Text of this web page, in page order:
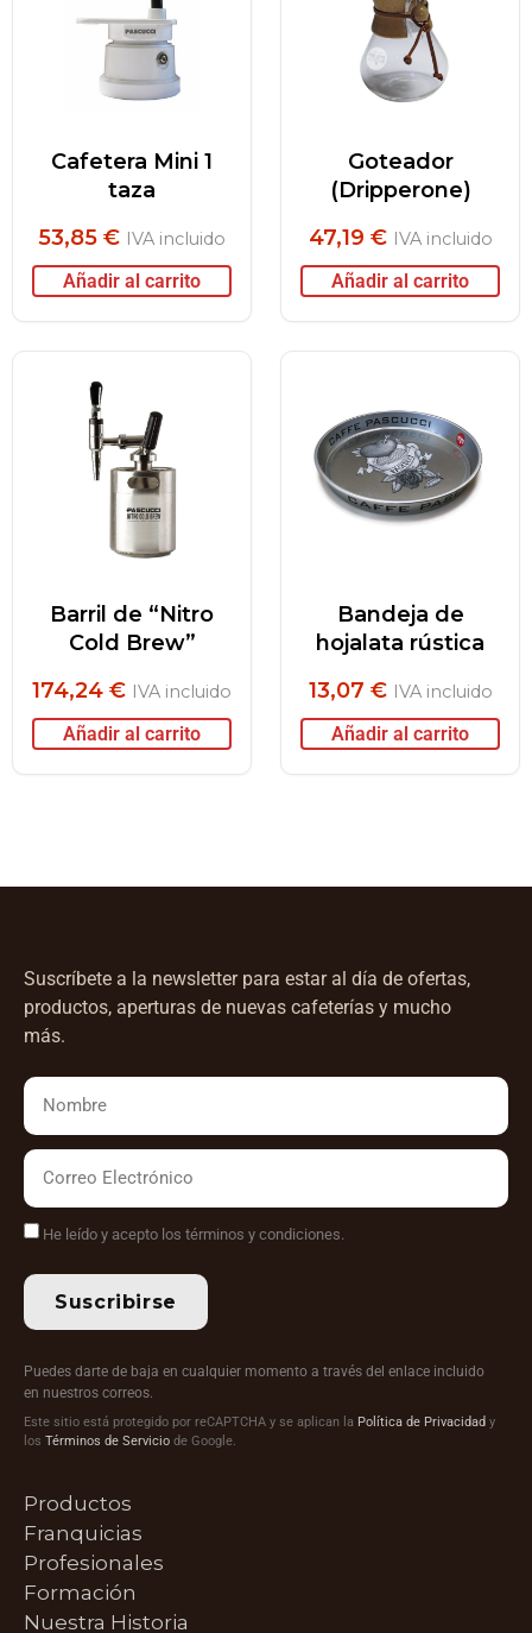
Cafetera Mini 1
taza
53,85 € IVA incluido
Añadir al carrito
Goteador
(Dripperone)
47,19 € IVA incluido
Añadir al carrito
Barril de “Nitro
Cold Brew”
174,24 € IVA incluido
Añadir al carrito
Bandeja de
hojalata rústica
13,07 € IVA incluido
Añadir al carrito
Suscríbete a la newsletter para estar al día de ofertas,
productos, aperturas de nuevas cafeterías y mucho
más.
He leído y acepto los términos y condiciones.
Suscribirse
Puedes darte de baja en cualquier momento a través del enlace incluido
en nuestros correos.
Este sitio está protegido por reCAPTCHA y se aplican la Política de Privacidad y
los Términos de Servicio de Google.
Productos
Franquicias
Profesionales
Formación
Nuestra Historia